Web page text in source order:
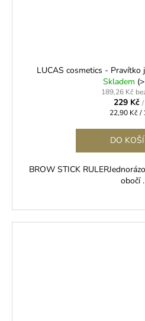
LUCAS cosmetics - Pravítko
Skladem
189,26 Kč
229 Kč /
Měrná
22,90 Kč /
DO
BROW STICK
obočí .